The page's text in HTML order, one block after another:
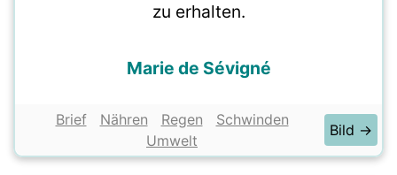
zu erhalten.
Marie de Sévigné
Brief Nähren Regen
Schwinden
Umwelt
Bild →